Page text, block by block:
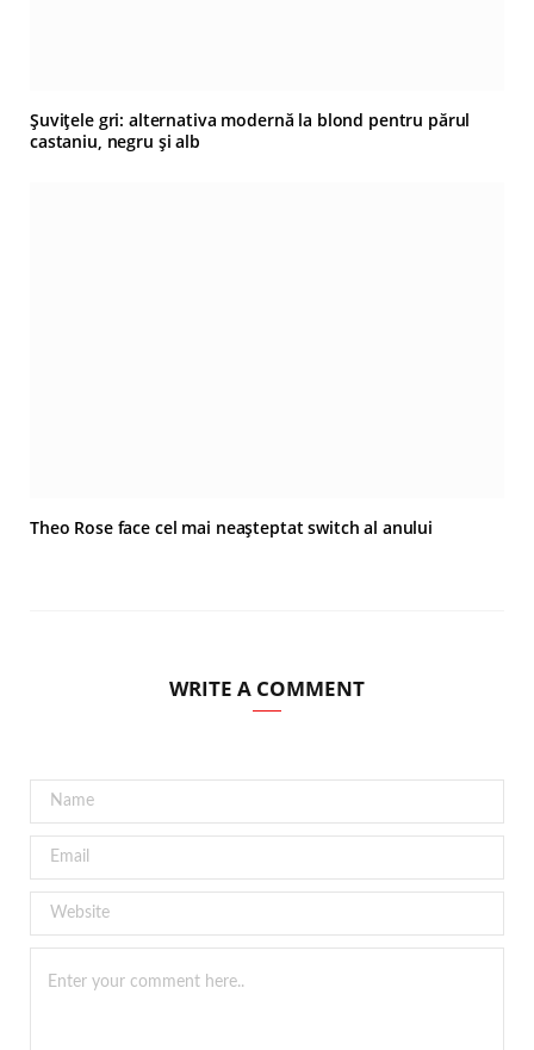
Șuvițele gri: alternativa modernă la blond pentru părul
castaniu, negru și alb
Theo Rose face cel mai neașteptat switch al anului
WRITE A COMMENT